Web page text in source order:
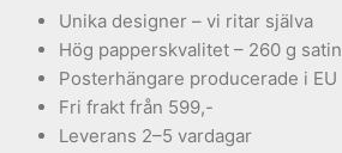
Unika designer – vi ritar själva
Hög papperskvalitet – 260 g satin
Posterhängare producerade i EU
Fri frakt från 599,-
Leverans 2–5 vardagar